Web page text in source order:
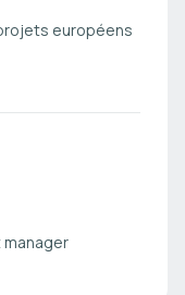
européens